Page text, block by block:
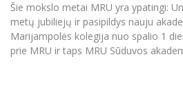
Šie mokslo metai MRU yra ypatingi:
metų jubiliejų ir pasipildys nauju
Marijampolės kolegija nuo spalio 1
prie MRU ir taps MRU Sūduvos